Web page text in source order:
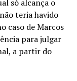
só alcança o
teria havido
caso de Marcos
para julgar
a partir do